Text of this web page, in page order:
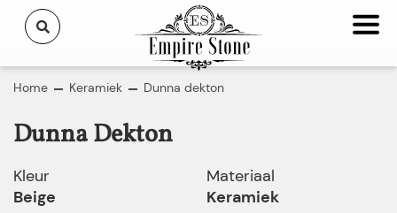
Home Keramiek Dunna dekton
Dunna Dekton
Kleur
Beige
Materiaal
Keramiek